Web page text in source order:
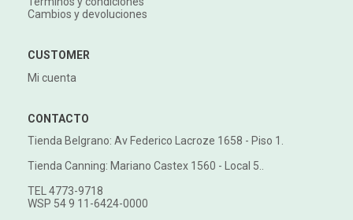
Cambios y devoluciones
CUSTOMER
Mi cuenta
CONTACTO
Tienda Belgrano: Av Federico Lacroze 1658 - Piso 1.
Tienda Canning: Mariano Castex 1560 - Local 5..
TEL 4773-9718
WSP 54 9 11-6424-0000